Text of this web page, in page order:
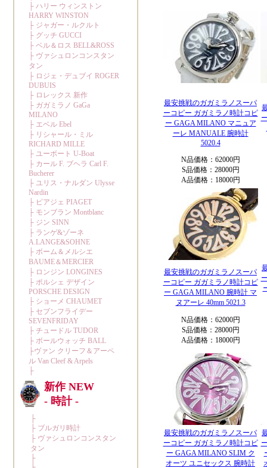
最安挑戦のガガミラノスーパ
ーコピー ガガミラノ時計コピ
ー GAGA MILANO マニュア
ーレ MANUALE 腕時計
5020.4
N品価格：62000円
S品価格：28000円
A品価格：18000円
最安挑戦のガガミラノスーパ
ーコピー ガガミラノ時計コピ
ー GAGA MILANO 腕時計 マ
ヌアーレ 40mm 5021.3
N品価格：62000円
S品価格：28000円
A品価格：18000円
最安挑戦のガガミラノスーパ
ーコピー ガガミラノ時計コピ
ー GAGA MILANO SLIM ク
オーツ ユニセックス 腕時計